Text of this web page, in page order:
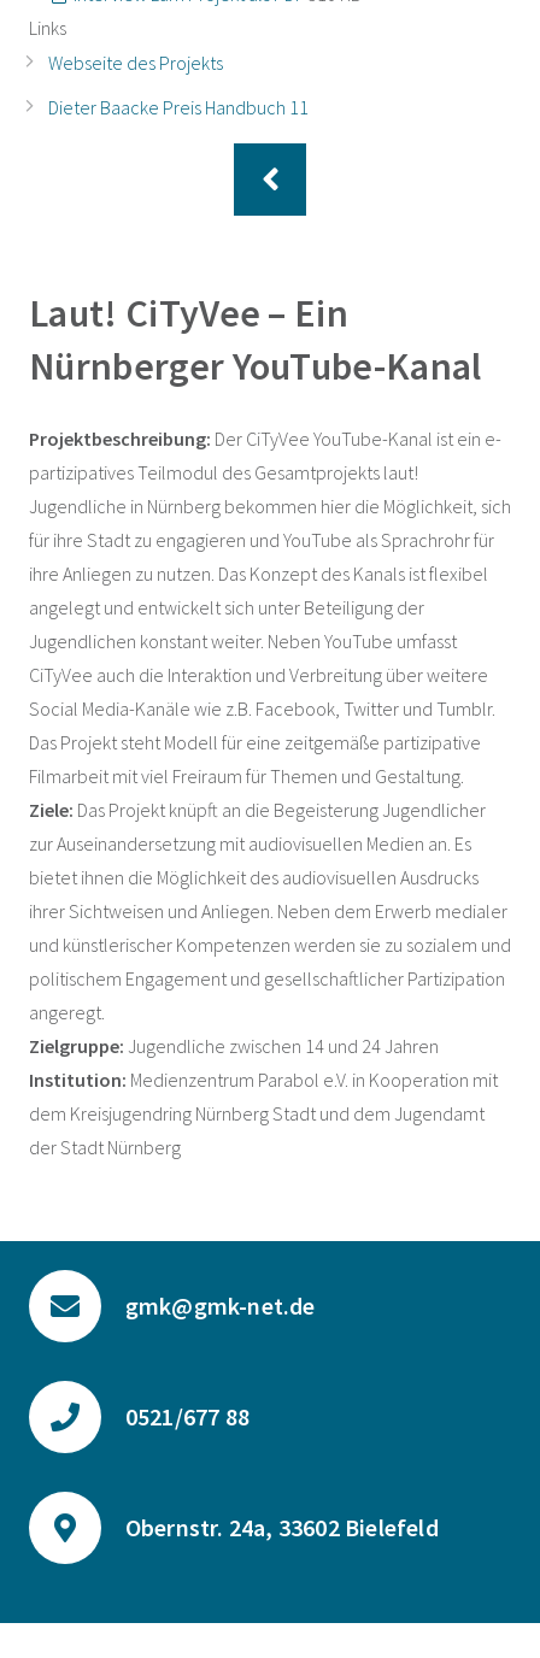
Links
Webseite des Projekts
Dieter Baacke Preis Handbuch 11
Laut! CiTyVee – Ein
Nürnberger YouTube-Kanal
Projektbeschreibung: Der CiTyVee YouTube-Kanal ist ein e-
partizipatives Teilmodul des Gesamtprojekts laut!
Jugendliche in Nürnberg bekommen hier die Möglichkeit, sich
für ihre Stadt zu engagieren und YouTube als Sprachrohr für
ihre Anliegen zu nutzen. Das Konzept des Kanals ist flexibel
angelegt und entwickelt sich unter Beteiligung der
Jugendlichen konstant weiter. Neben YouTube umfasst
CiTyVee auch die Interaktion und Verbreitung über weitere
Social Media-Kanäle wie z.B. Facebook, Twitter und Tumblr.
Das Projekt steht Modell für eine zeitgemäße partizipative
Filmarbeit mit viel Freiraum für Themen und Gestaltung.
Ziele: Das Projekt knüpft an die Begeisterung Jugendlicher
zur Auseinandersetzung mit audiovisuellen Medien an. Es
bietet ihnen die Möglichkeit des audiovisuellen Ausdrucks
ihrer Sichtweisen und Anliegen. Neben dem Erwerb medialer
und künstlerischer Kompetenzen werden sie zu sozialem und
politischem Engagement und gesellschaftlicher Partizipation
angeregt.
Zielgruppe: Jugendliche zwischen 14 und 24 Jahren
Institution: Medienzentrum Parabol e.V. in Kooperation mit
dem Kreisjugendring Nürnberg Stadt und dem Jugendamt
der Stadt Nürnberg
gmk@gmk-net.de
0521/677 88
Obernstr. 24a, 33602 Bielefeld